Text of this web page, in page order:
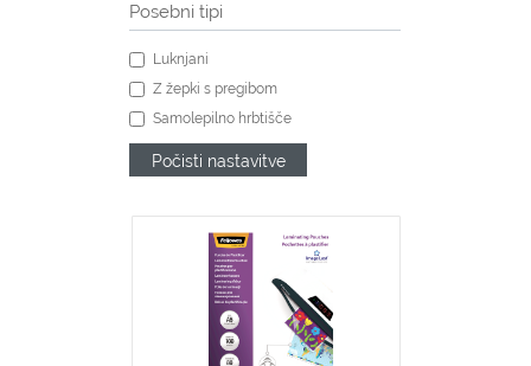
Posebni tipi
Luknjani
Z žepki s pregibom
Samolepilno hrbtišče
Počisti nastavitve